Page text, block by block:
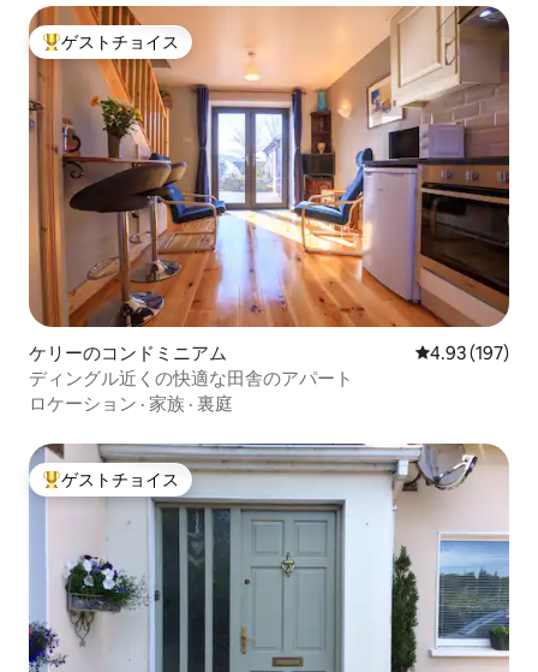
大好評のゲストチョイスです。
ゲストチョイス
ケリーのコンドミニアム レビュー197
4.93 (197)
ディングル近くの快適な田舎のアパート
ロケーション · 家族 · 裏庭
大好評のゲストチョイスです。
ゲストチョイス